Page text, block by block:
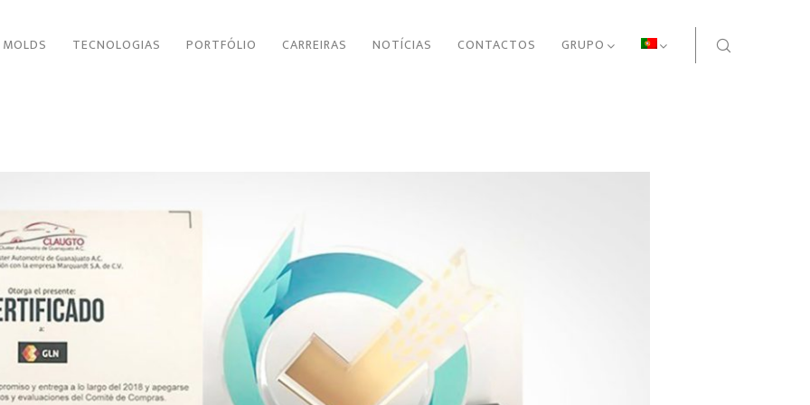
TECNOLOGIAS PORTFÓLIO CARREIRAS NOTÍCIAS CONTACTOS GRUPO